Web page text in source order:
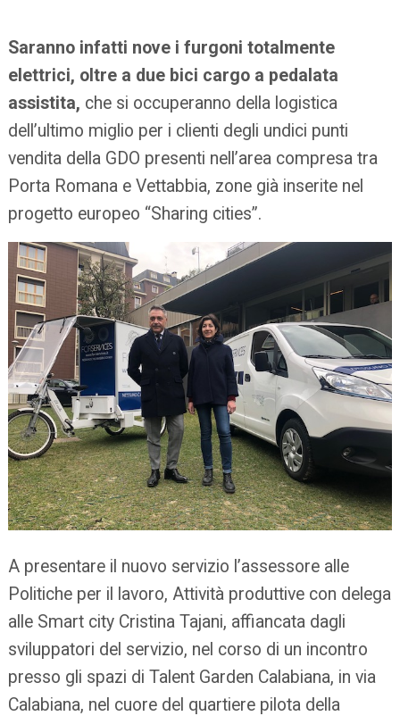
Saranno infatti nove i furgoni totalmente
elettrici, oltre a due bici cargo a pedalata
assistita, che si occuperanno della logistica
dell’ultimo miglio per i clienti degli undici punti
vendita della GDO presenti nell’area compresa tra
Porta Romana e Vettabbia, zone già inserite nel
progetto europeo “Sharing cities”.
A presentare il nuovo servizio l’assessore alle
Politiche per il lavoro, Attività produttive con delega
alle Smart city Cristina Tajani, affiancata dagli
sviluppatori del servizio, nel corso di un incontro
presso gli spazi di Talent Garden Calabiana, in via
Calabiana, nel cuore del quartiere pilota della